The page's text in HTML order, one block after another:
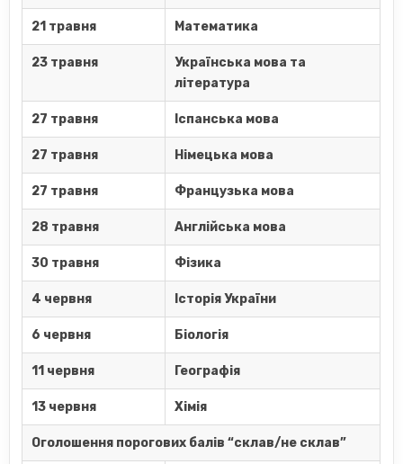
21 травня Математика
23 травня
Українська мова та
література
27 травня Іспанська мова
27 травня Німецька мова
27 травня Французька мова
28 травня Англійська мова
30 травня Фізика
4 червня Історія України
6 червня Біологія
11 червня Географія
13 червня Хімія
Оголошення порогових балів “склав/не склав”